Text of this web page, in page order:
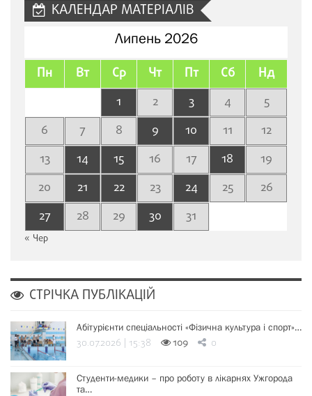
КАЛЕНДАР МАТЕРІАЛІВ
Липень 2026
Пн Вт Ср Чт Пт Сб Нд
1 2 3 4
5
6
7 8 9 10 11
12
13
14 15 16 17 18
19
20
21 22 23 24 25
26
27
28 29 30 31
« Чер
СТРІЧКА ПУБЛІКАЦІЙ
Абітурієнти спеціальності «Фізична культура і спорт»…
30.07.2026 | 15:38 109 0
Студенти-медики – про роботу в лікарнях Ужгорода
та…